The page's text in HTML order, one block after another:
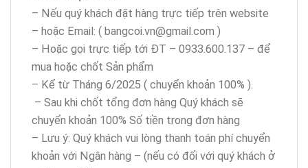
– Nếu quý khách đặt hàng trực tiếp trên website
– hoặc Email: ( bangcoi.vn@gmail.com )
– Hoặc gọi trực tiếp tới ĐT – 0933.600.137 – để
mua hoặc chốt Sản phẩm
– Kể từ Tháng 6/2025 ( chuyển khoản 100% ).
– Sau khi chốt tổng đơn hàng Quý khách sẽ
chuyển khoản 100% Số tiền trong đơn hàng
– Lưu ý: Quý khách vui lòng thanh toán phí chuyển
khoản với Ngân hàng – (nếu có đối với quý khách ở